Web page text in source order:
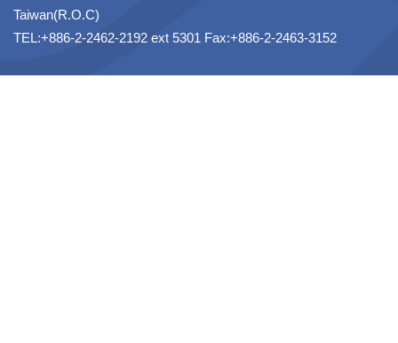
Taiwan(R.O.C)
TEL:+886-2-2462-2192 ext 5301 Fax:+886-2-2463-3152